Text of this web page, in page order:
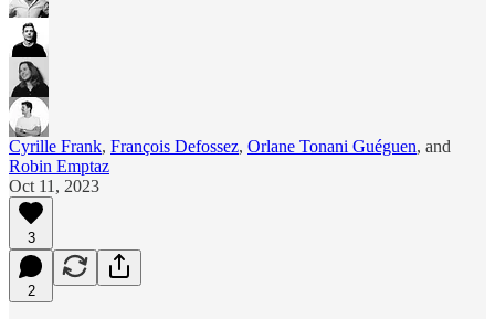
Cyrille Frank, François Defossez, Orlane Tonani Guéguen, and
Robin Emptaz
Oct 11, 2023
3
2